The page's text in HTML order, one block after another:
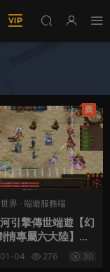
界 · 端遊服務端
引擎傳世端遊【幻
情專屬六大陸】Wi
端+彩虹登陸器
視頻架設教程
04 276 30
薦